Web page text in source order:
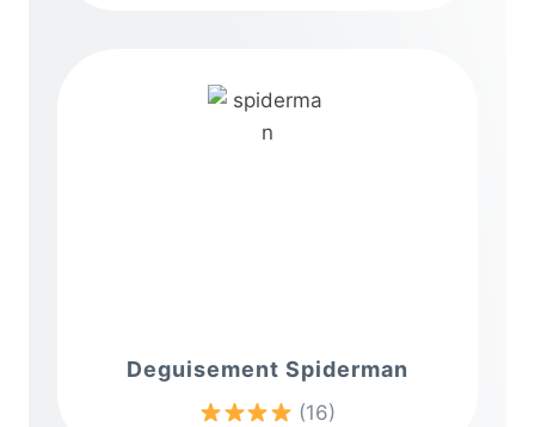
Deguisement Spiderman
(16)